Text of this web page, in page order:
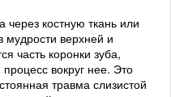
костную ткань или
мудрости верхней и
часть коронки зуба,
вокруг нее. Это
травма слизистой